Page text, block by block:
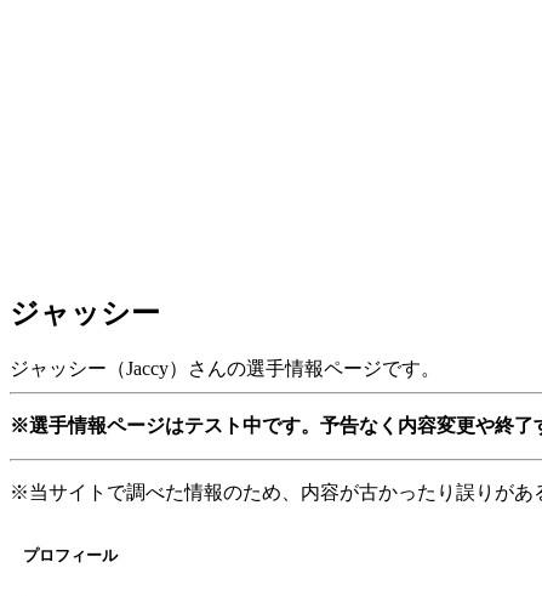
ジャッシー
ジャッシー（Jaccy）さんの選手情報ページです。
※選手情報ページはテスト中です。予告なく内容変更や終了
※当サイトで調べた情報のため、内容が古かったり誤りが
プロフィール